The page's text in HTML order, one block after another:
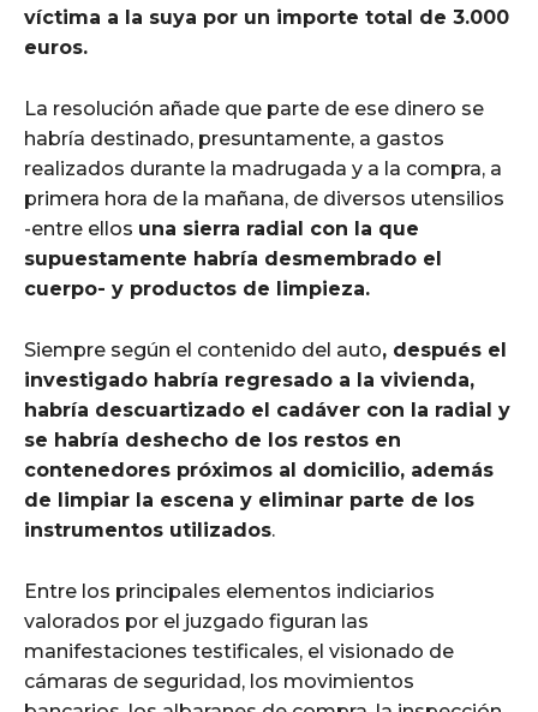
víctima a la suya por un importe total de 3.000
euros.
La resolución añade que parte de ese dinero se
habría destinado, presuntamente, a gastos
realizados durante la madrugada y a la compra, a
primera hora de la mañana, de diversos utensilios
-entre ellos una sierra radial con la que
supuestamente habría desmembrado el
cuerpo- y productos de limpieza.
Siempre según el contenido del auto, después el
investigado habría regresado a la vivienda,
habría descuartizado el cadáver con la radial y
se habría deshecho de los restos en
contenedores próximos al domicilio, además
de limpiar la escena y eliminar parte de los
instrumentos utilizados.
Entre los principales elementos indiciarios
valorados por el juzgado figuran las
manifestaciones testificales, el visionado de
cámaras de seguridad, los movimientos